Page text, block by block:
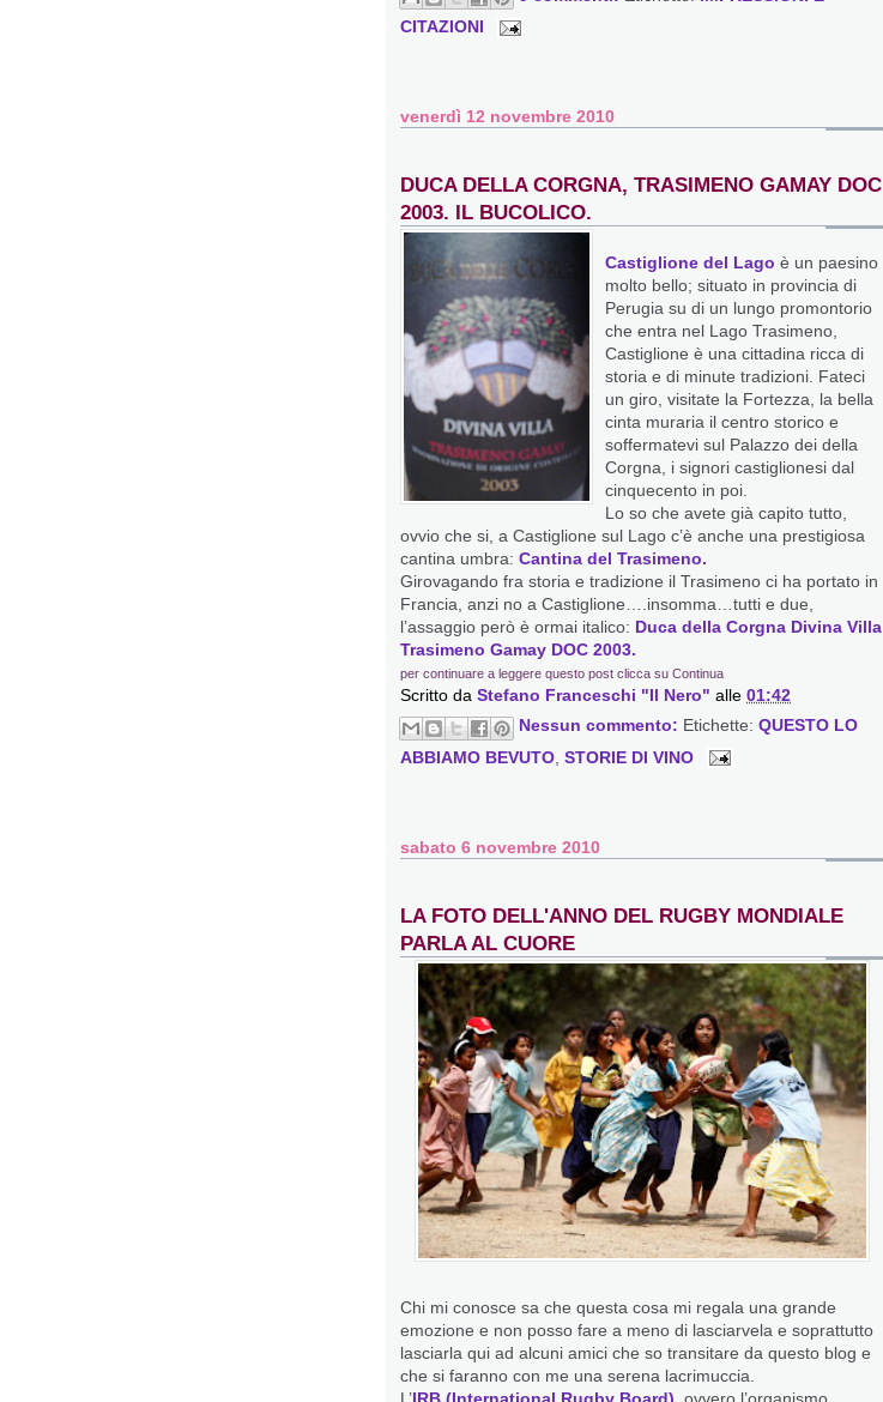
CITAZIONI
venerdì 12 novembre 2010
DUCA DELLA CORGNA, TRASIMENO GAMAY DOC
2003. IL BUCOLICO.
Castiglione del Lago è un paesino
molto bello; situato in provincia di
Perugia su di un lungo promontorio
che entra nel Lago Trasimeno,
Castiglione è una cittadina ricca di
storia e di minute tradizioni. Fateci
un giro, visitate la Fortezza, la bella
cinta muraria il centro storico e
soffermatevi sul Palazzo dei della
Corgna, i signori castiglionesi dal
cinquecento in poi.
Lo so che avete già capito tutto,
ovvio che si, a Castiglione sul Lago c’è anche una prestigiosa
cantina umbra: Cantina del Trasimeno.
Girovagando fra storia e tradizione il Trasimeno ci ha portato in
Francia, anzi no a Castiglione….insomma…tutti e due,
l’assaggio però è ormai italico: Duca della Corgna Divina Villa
Trasimeno Gamay DOC 2003.
per continuare a leggere questo post clicca su Continua
Scritto da Stefano Franceschi "Il Nero" alle 01:42
Nessun commento: Etichette: QUESTO LO
ABBIAMO BEVUTO STORIE DI VINO
sabato 6 novembre 2010
LA FOTO DELL'ANNO DEL RUGBY MONDIALE
PARLA AL CUORE
Chi mi conosce sa che questa cosa mi regala una grande
emozione e non posso fare a meno di lasciarvela e soprattutto
lasciarla qui ad alcuni amici che so transitare da questo blog e
che si faranno con me una serena lacrimuccia.